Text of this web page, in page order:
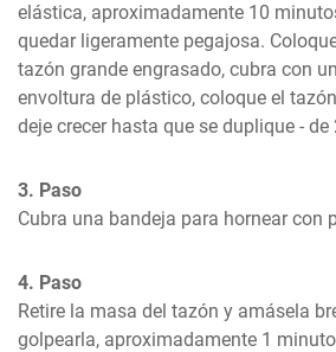
elástica, aproximadamente 10
quedar ligeramente pegajosa.
tazón grande engrasado, cubra con
envoltura de plástico, coloque el
deje crecer hasta que se duplique - de
3. Paso
Cubra una bandeja para hornear con
4. Paso
Retire la masa del tazón y amásela
golpearla, aproximadamente 1